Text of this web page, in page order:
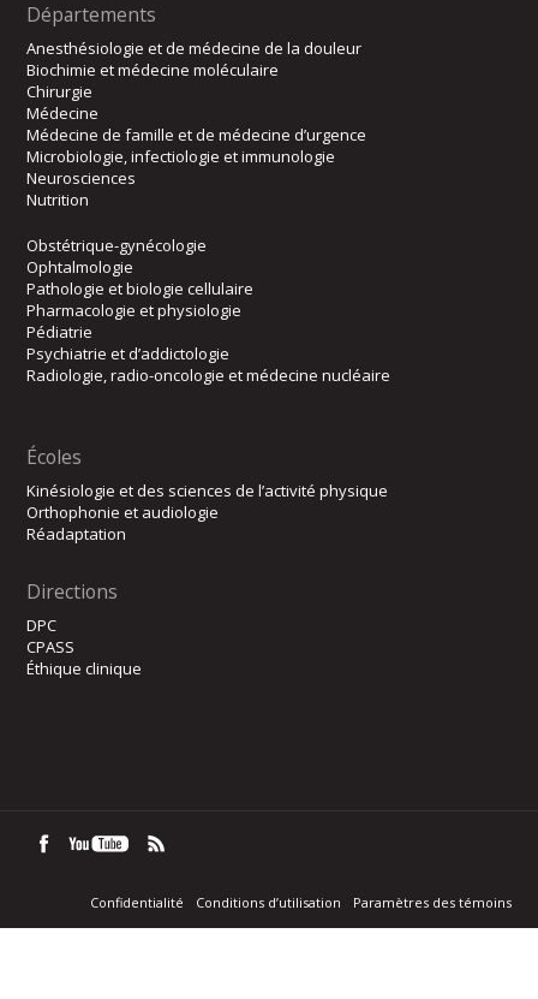
Départements
Anesthésiologie et de médecine de la douleur
Biochimie et médecine moléculaire
Chirurgie
Médecine
Médecine de famille et de médecine d’urgence
Microbiologie, infectiologie et immunologie
Neurosciences
Nutrition
Obstétrique-gynécologie
Ophtalmologie
Pathologie et biologie cellulaire
Pharmacologie et physiologie
Pédiatrie
Psychiatrie et d’addictologie
Radiologie, radio-oncologie et médecine nucléaire
Écoles
Kinésiologie et des sciences de l’activité physique
Orthophonie et audiologie
Réadaptation
Directions
DPC
CPASS
Éthique clinique
Confidentialité Conditions d’utilisation Paramètres des témoins